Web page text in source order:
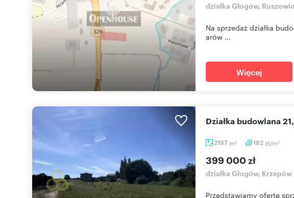
działka Głogów,
Na sprzedaż działka
arów ...
Więcej
2187 m2 182zł/m2
Działka budowlana
399 000 zł
działka Głogów, Krzepów
Przedstawiamy ofertę